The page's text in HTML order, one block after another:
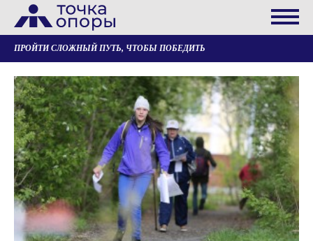
ПРОЙТИ СЛОЖНЫЙ ПУТЬ, ЧТОБЫ ПОБЕДИТЬ